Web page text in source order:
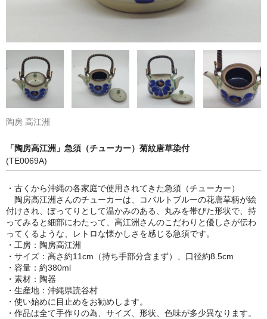
陶房 高江洲
「陶房高江洲」急須（チューカー）菊紋唐草染付
(TE0069A)
・古くから沖縄の各家庭で使用されてきた急須（チューカー）
陶房高江洲さんのチューカーは、コバルトブルーの花唐草柄が絵
付けされ、ぽってりとして温かみのある、丸みを帯びた形状で、持
ってみると細部にわたって、高江洲さんのこだわりと優しさが伝わ
ってくるような、レトロな懐かしさを感じる急須です。
・工房：陶房高江洲
・サイズ：高さ約11cm（持ち手部分含まず）、口径約8.5cm
・容量：約380ml
・素材：陶器
・生産地：沖縄県読谷村
・使い始めに目止めをお勧めします。
・作品は全て手作りの為、サイズ、形状、色味が多少異なります。